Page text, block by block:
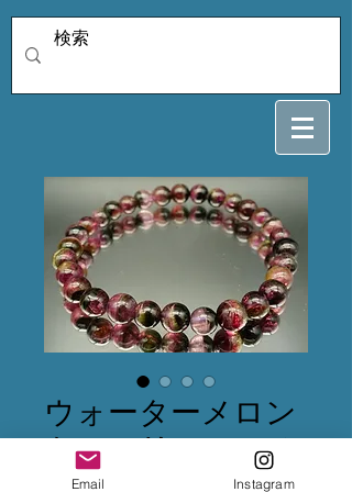
ウォーターメロン
トルマリン 6.3ミ
リ 16.5センチ
Email Instagram